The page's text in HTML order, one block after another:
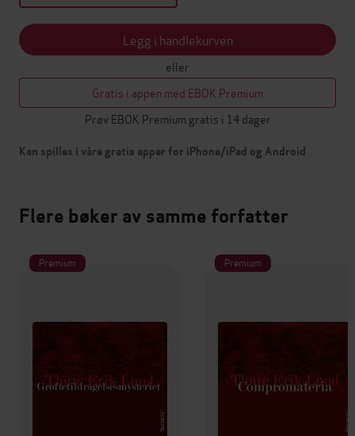
Legg i handlekurven
eller
Gratis i appen med EBOK Premium
Prøv EBOK Premium gratis i 14 dager
Kan spilles i våre gratis apper for iPhone/iPad og Android
Flere bøker av samme forfatter
Premium Premium